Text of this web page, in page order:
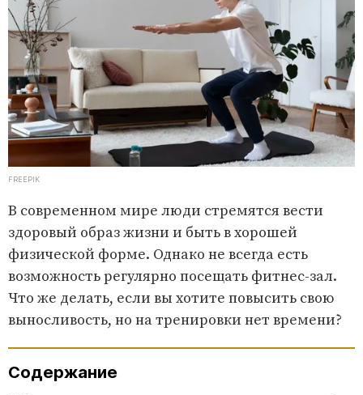
FREEPIK
В современном мире люди стремятся вести
здоровый образ жизни и быть в хорошей
физической форме. Однако не всегда есть
возможность регулярно посещать фитнес-зал.
Что же делать, если вы хотите повысить свою
выносливость, но на тренировки нет времени?
Содержание